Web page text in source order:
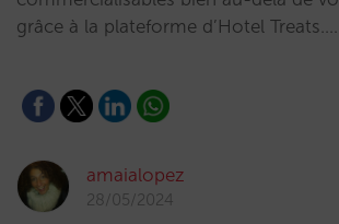
grâce à la plateforme d’Hotel Treats.…
amaialopez
28/05/2024